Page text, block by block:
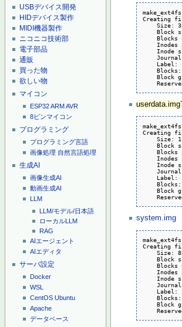
USBデバイス開発
HIDデバイス製作
MIDI機器製作
ニコニコ技術部
電子部品
通販
買った物
欲しい物
マイコン
ESP32ARMAVR
8ピンマイコン
プログラミング
プログラミング言語
画像処理 自然言語処理
生成AI
画像生成AI
動画生成AI
LLM
LLM/モデル/日本語
ローカルLLM
RAG
AIエージェント
AIエディタ
サーバ設定
Docker
WSL
CentOS Ubuntu
Apache
データベース
Creating
Size:
Block
Blocks
Inodes
Inode
    Label:
Block
userdata.img
Creating
Size:
Block
Blocks
Inodes
Inode
    Label:
Block
system.img
Creating
Size:
Block
Blocks
Inodes
Inode
    Label:
Block